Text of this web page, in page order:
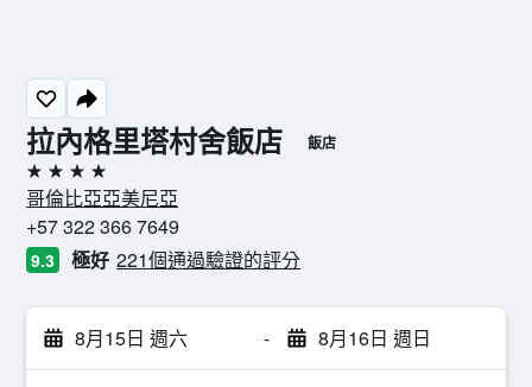
拉內格里塔村舍飯店 飯店
4星級
哥倫比亞亞美尼亞
+57 322 366 7649
9.3 極好 221個通過驗證的評分
8月15日 週六 - 8月16日 週日